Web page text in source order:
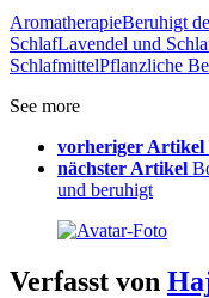
AromatherapieBeruhigt
SchlafLavendel und
SchlafmittelPflanzliche
See more
vorheriger Artikel
nächster Artikel
und beruhigt
Verfasst von